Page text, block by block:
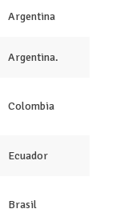
Argentina
Argentina.
Colombia
Ecuador
Brasil